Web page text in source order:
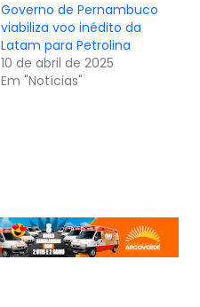
Governo de Pernambuco
viabiliza voo inédito da
Latam para Petrolina
10 de abril de 2025
Em "Notícias"